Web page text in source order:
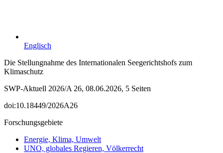
Englisch
Die Stellungnahme des Internationalen Seegerichtshofs zum
Klimaschutz
SWP-Aktuell 2026/A 26, 08.06.2026, 5 Seiten
doi:10.18449/2026A26
Forschungsgebiete
Energie, Klima, Umwelt
UNO, globales Regieren, Völkerrecht